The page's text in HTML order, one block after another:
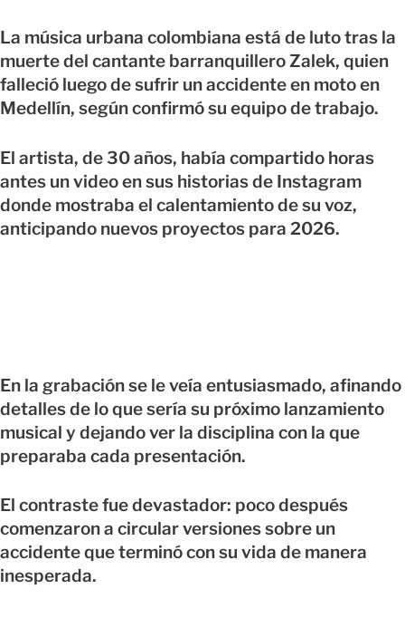
La música urbana colombiana está de luto tras la
muerte del cantante barranquillero Zalek, quien
falleció luego de sufrir un accidente en moto en
Medellín, según confirmó su equipo de trabajo.
El artista, de 30 años, había compartido horas
antes un video en sus historias de Instagram
donde mostraba el calentamiento de su voz,
anticipando nuevos proyectos para 2026.
En la grabación se le veía entusiasmado, afinando
detalles de lo que sería su próximo lanzamiento
musical y dejando ver la disciplina con la que
preparaba cada presentación.
El contraste fue devastador: poco después
comenzaron a circular versiones sobre un
accidente que terminó con su vida de manera
inesperada.